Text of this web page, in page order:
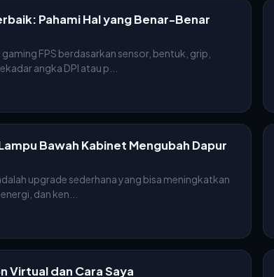
Pahami Hal yang Benar-Benar
FPS berdasarkan sensor, bentuk, grip,
angka DPI atau p...
Bawah Kabinet Mengubah Dapur
upgrade sederhana yang bisa meningkatkan
dan ken...
Virtual dan Cara Saya